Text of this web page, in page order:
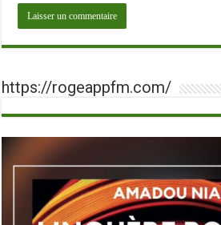
https://rogeappfm.com/